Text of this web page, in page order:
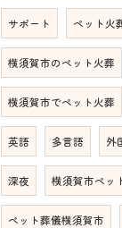
サポート ペット火
横須賀市のペット火葬
横須賀市でペット火葬
英語 多言語 外
深夜 横須賀市ペッ
ペット葬儀横須賀市